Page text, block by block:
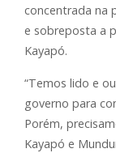
concentrada na
e sobreposta a
Kayapó.
“Temos lido e
governo para
Porém,
Kayapó e